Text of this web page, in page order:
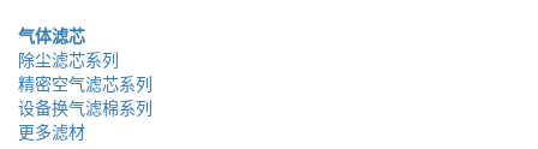
气体滤芯
除尘滤芯系列
精密空气滤芯系列
设备换气滤棉系列
更多滤材